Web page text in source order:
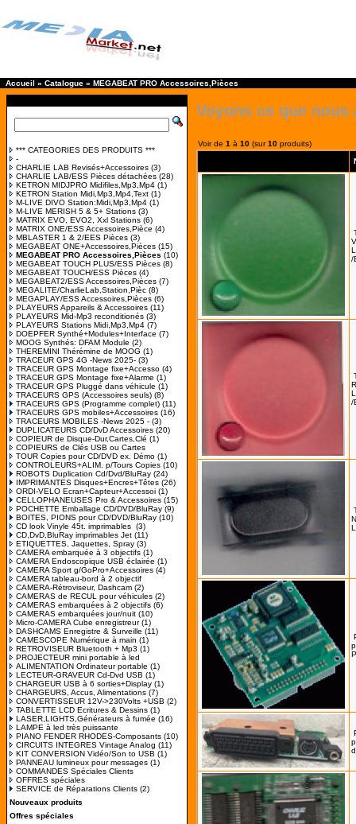
Accueil » Catalogue » MEGABEAT PRO Accessoires,Pièces
*** CATEGORIES DES PRODUITS ***
-
CHARLIE LAB Revisés+Accessoires (3)
CHARLIE LAB/ESS Pièces détachées (28)
KETRON MIDJPRO Midifiles,Mp3,Mp4 (1)
KETRON Station Midi,Mp3,Mp4,Text (1)
M-LIVE DIVO Station:Midi,Mp3,Mp4 (1)
M-LIVE MERISH 5 & 5+ Stations (3)
MATRIX EVO, EVO2, Xxl Stations (6)
MATRIX ONE/ESS Accessoires,Pièce (4)
MBLASTER 1 & 2/EES Pièces (3)
MEGABEAT ONE+Accessoires,Pièces (15)
MEGABEAT PRO Accessoires,Pièces (10)
MEGABEAT TOUCH PLUS/ESS Pièces (8)
MEGABEAT TOUCH/ESS Pièces (4)
MEGABEAT2/ESS Accessoires,Pièces (7)
MEGALITE/CharlieLab,Station,Pièc (8)
MEGAPLAY/ESS Accessoires,Pièces (6)
PLAYEURS Appareils & Accessoires (11)
PLAYEURS Mid-Mp3 reconditionés (3)
PLAYEURS Stations Midi,Mp3,Mp4 (7)
DOEPFER Synthé+Modules+Interface (7)
MOOG Synthés: DFAM Module (2)
THEREMINI Thérémine de MOOG (1)
TRACEUR GPS 4G -News 2025- (3)
TRACEUR GPS Montage fixe+Accesso (4)
TRACEUR GPS Montage fixe+Alarme (1)
TRACEUR GPS Pluggé dans véhicule (1)
TRACEURS GPS (Accessoires seuls) (8)
TRACEURS GPS (Programme complet) (11)
TRACEURS GPS mobiles+Accessoires (16)
TRACEURS MOBILES -News 2025 - (3)
DUPLICATEURS CD/DvD Accessoires (20)
COPIEUR de Disque-Dur,Cartes,Clé (1)
COPIEURS de Clés USB ou Cartes
TOUR Copies pour CD/DVD ex. Démo (1)
CONTROLEURS+ALIM. p/Tours Copies (10)
ROBOTS Duplication Cd/Dvd/BluRay (24)
IMPRIMANTES Disques+Encres+Têtes (26)
ORDI-VELO Ecran+Capteur+Accessoi (1)
CELLOPHANEUSES Pro & Accessoires (15)
POCHETTE Emballage CD/DVD/BluRay (9)
BOITES, PIONS pour CD/DVD/BluRay (10)
CD look Vinyle 45t. imprimables (3)
CD,DvD,BluRay imprimables Jet (11)
ETIQUETTES, Jaquettes, Spray (3)
CAMERA embarquée à 3 objectifs (1)
CAMERA Endoscopique USB éclairée (1)
CAMERA Sport g/GoPro+Accessoires (4)
CAMERA tableau-bord à 2 objectif
CAMERA-Rétroviseur, Dashcam (2)
CAMERAS de RECUL pour véhicules (2)
CAMERAS embarquées à 2 objectifs (6)
CAMERAS embarquées jour/nuit (10)
Micro-CAMERA Cube enregistreur(1)
DASHCAMS Enregistre & Surveille (11)
CAMESCOPE Numérique à main (1)
RETROVISEUR Bluetooth + Mp3 (1)
PROJECTEUR mini portable à led
ALIMENTATION Ordinateur portable (1)
LECTEUR-GRAVEUR Cd-Dvd USB (1)
CHARGEUR USB à 6 sorties+Display (1)
CHARGEURS, Accus, Alimentations (7)
CONVERTISSEUR 12V->230Volts +USB (2)
TABLETTE LCD Ecritures & Dessins (1)
LASER,LIGHTS,Générateurs à fumée (16)
LAMPE à led très puissante
PIANO FENDER RHODES-Composants (10)
CIRCUITS INTEGRES Vintage Analog (11)
KIT CONVERSION Vidéo/Son to USB (1)
PANNEAU lumineux pour messages (1)
COMMANDES Spéciales Clients
OFFRES spéciales
SERVICE de Réparations Clients (2)
Nouveaux produits
Offres spéciales
Voyons ce que nous
Voir de 1 à 10 (sur10 produits)
/
/